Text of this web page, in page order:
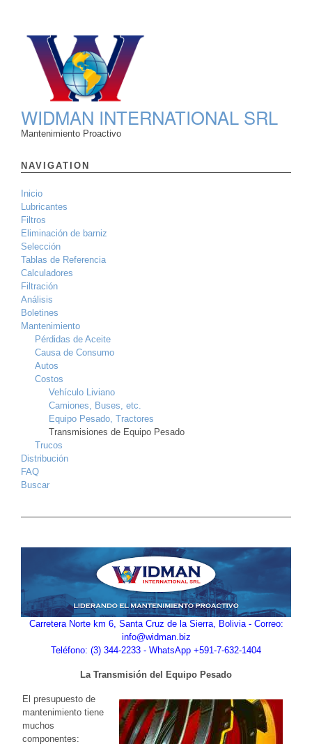
WIDMAN INTERNATIONAL SRL
Mantenimiento Proactivo
NAVIGATION
Inicio
Lubricantes
Filtros
Eliminación de barniz
Selección
Tablas de Referencia
Calculadores
Filtración
Análisis
Boletines
Mantenimiento
Pérdidas de Aceite
Causa de Consumo
Autos
Costos
Vehículo Liviano
Camiones, Buses, etc.
Equipo Pesado, Tractores
Transmisiones de Equipo Pesado
Trucos
Distribución
FAQ
Buscar
Carretera Norte km 6, Santa Cruz de la Sierra, Bolivia - Correo:
info@widman.biz
Teléfono: (3) 344-2233 - WhatsApp +591-7-632-1404
La Transmisión del Equipo Pesado
El presupuesto de
mantenimiento tiene
muchos
componentes: